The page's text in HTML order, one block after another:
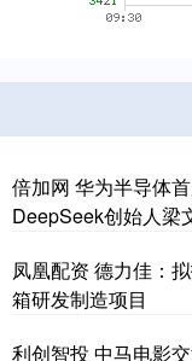
倍加网 华为半导体
DeepSeek创始人梁
凤凰配资 德力佳：
箱研发制造项目
利创智投 中马电影